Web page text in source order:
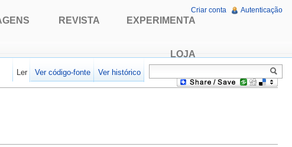
REVISTA EXPERIMENTA
LOJA
Criar conta Autenticação
Ler Ver código-fonte Ver histórico